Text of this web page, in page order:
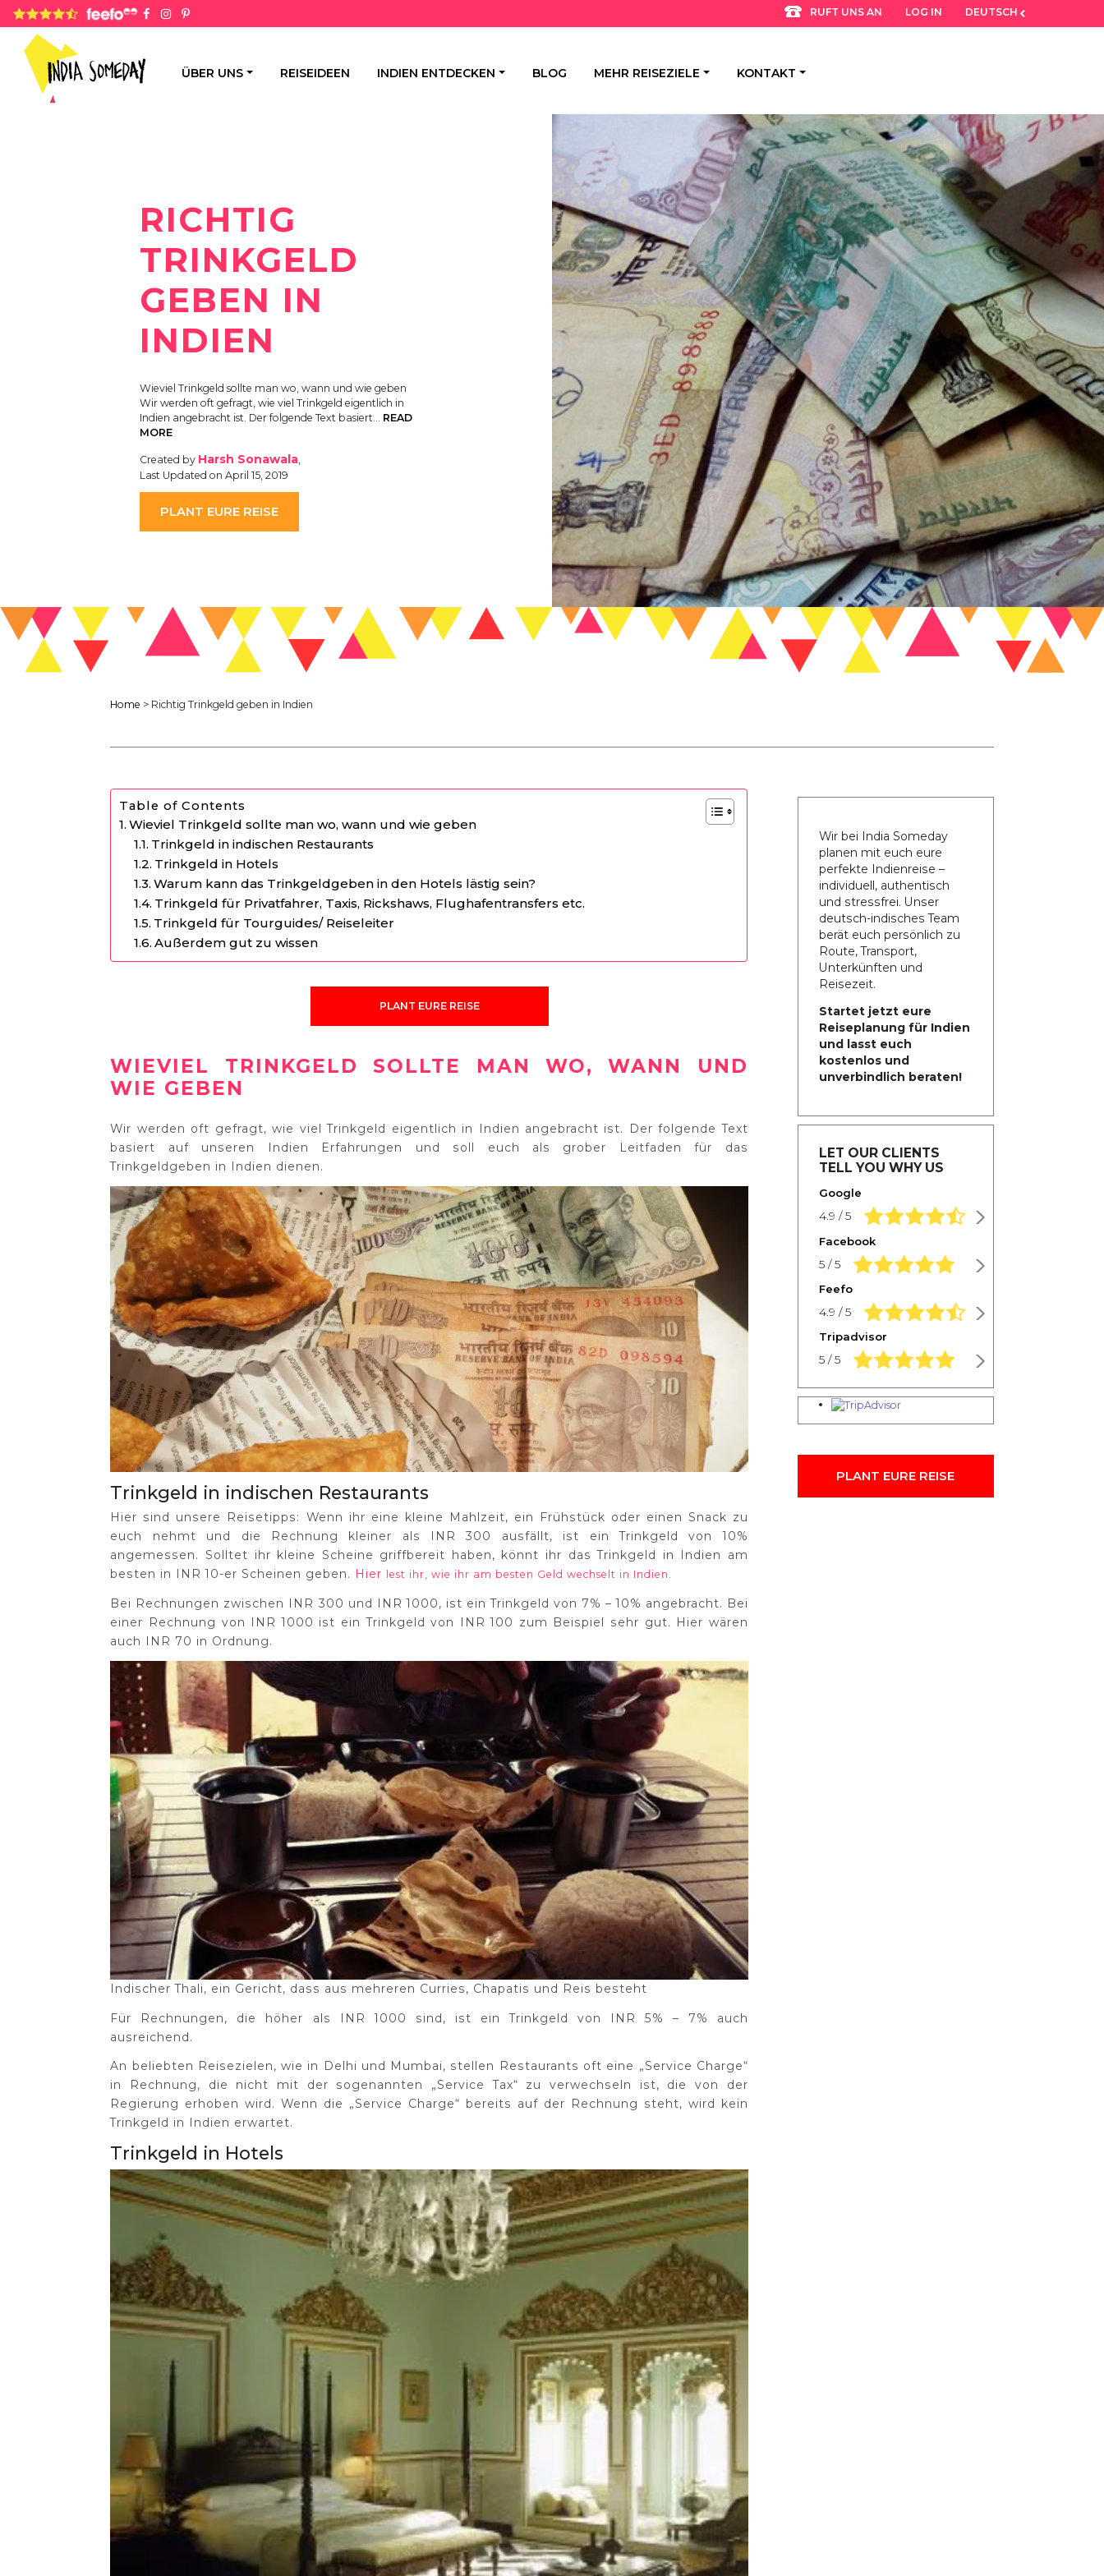
4.8 rating based on 1,234 ratings RUFT UNS AN LOG IN DEUTSCH
ÜBER UNS REISEIDEEN INDIEN ENTDECKEN BLOG MEHR REISEZIELE KONTAKT
RICHTIG
TRINKGELD
GEBEN IN
INDIEN
Wieviel Trinkgeld sollte man wo, wann und wie geben
Wir werden oft gefragt, wie viel Trinkgeld eigentlich in
Indien angebracht ist. Der folgende Text basiert… READ
MORE
Created by Harsh Sonawala,
Last Updated on April 15, 2019
PLANT EURE REISE
Home > Richtig Trinkgeld geben in Indien
Table of Contents
Wieviel Trinkgeld sollte man wo, wann und wie geben
Trinkgeld in indischen Restaurants
Trinkgeld in Hotels
Warum kann das Trinkgeldgeben in den Hotels lästig sein?
Trinkgeld für Privatfahrer, Taxis, Rickshaws, Flughafentransfers etc.
Trinkgeld für Tourguides/ Reiseleiter
Außerdem gut zu wissen
PLANT EURE REISE
WIEVIEL TRINKGELD SOLLTE MAN WO, WANN UND
WIE GEBEN
Wir werden oft gefragt, wie viel Trinkgeld eigentlich in Indien angebracht ist. Der folgende Text
basiert auf unseren Indien Erfahrungen und soll euch als grober Leitfaden für das
Trinkgeldgeben in Indien dienen.
Trinkgeld in indischen Restaurants
Hier sind unsere Reisetipps: Wenn ihr eine kleine Mahlzeit, ein Frühstück oder einen Snack zu
euch nehmt und die Rechnung kleiner als INR 300 ausfällt, ist ein Trinkgeld von 10%
angemessen. Solltet ihr kleine Scheine griffbereit haben, könnt ihr das Trinkgeld in Indien am
besten in INR 10-er Scheinen geben. Hier lest ihr, wie ihr am besten Geld wechselt in Indien .
Bei Rechnungen zwischen INR 300 und INR 1000, ist ein Trinkgeld von 7% – 10% angebracht. Bei
einer Rechnung von INR 1000 ist ein Trinkgeld von INR 100 zum Beispiel sehr gut. Hier wären
auch INR 70 in Ordnung.
Indischer Thali, ein Gericht, dass aus mehreren Curries, Chapatis und Reis besteht
Für Rechnungen, die höher als INR 1000 sind, ist ein Trinkgeld von INR 5% – 7% auch
ausreichend.
An beliebten Reisezielen, wie in Delhi und Mumbai, stellen Restaurants oft eine „Service Charge“
in Rechnung, die nicht mit der sogenannten „Service Tax“ zu verwechseln ist, die von der
Regierung erhoben wird. Wenn die „Service Charge“ bereits auf der Rechnung steht, wird kein
Trinkgeld in Indien erwartet.
Trinkgeld in Hotels
Wir bei India Someday
planen mit euch eure
perfekte Indienreise –
individuell, authentisch
und stressfrei. Unser
deutsch-indisches Team
berät euch persönlich zu
Route, Transport,
Unterkünften und
Reisezeit.
Startet jetzt eure
Reiseplanung für Indien
und lasst euch
kostenlos und
unverbindlich beraten!
LET OUR CLIENTS
TELL YOU WHY US
Google
4.9 / 5 4.9 rating based on 1,234 ratings
Facebook
5 / 5 5.0 rating based on 1,234 ratings
Feefo
4.9 / 5 4.9 rating based on 1,234 ratings
Tripadvisor
5 / 5 5.0 rating based on 1,234 ratings
PLANT EURE REISE